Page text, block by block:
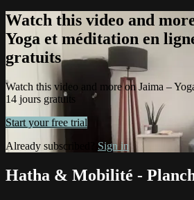
Watch this video and
Yoga et méditation en
gratuits
Watch this video and more on Jaima –
14 jours gratuits
Start your free trial
Already subscribed? Sign in
Hatha & Mobilité -